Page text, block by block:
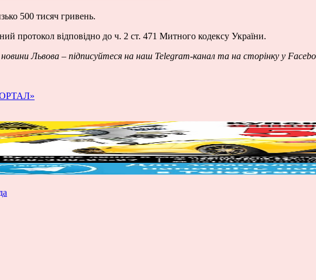
500 тисяч гривень.
протокол відповідно до ч. 2 ст. 471 Митного кодексу України.
Львова – підписуйтеся на наш Telegram-канал та на сторінку у